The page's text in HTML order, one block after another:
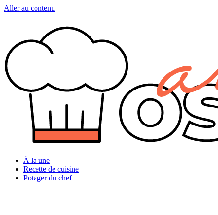
Aller au contenu
À la une
Recette de cuisine
Potager du chef